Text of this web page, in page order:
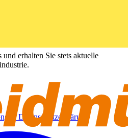
erhalten Sie stets aktuelle
Datenschutzerklärung